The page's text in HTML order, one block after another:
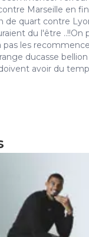
Marseille en
de quart contre
du l'être ..!!On
les
ducasse bellion
avoir du